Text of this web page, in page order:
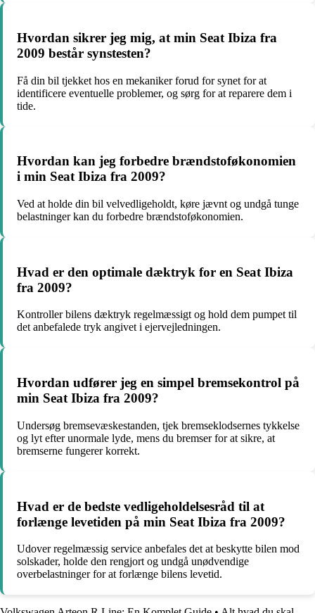
Hvordan sikrer jeg mig, at min Seat Ibiza fra
2009 består synstesten?
Få din bil tjekket hos en mekaniker forud for synet for at
identificere eventuelle problemer, og sørg for at reparere dem i
tide.
Hvordan kan jeg forbedre brændstoføkonomien
i min Seat Ibiza fra 2009?
Ved at holde din bil velvedligeholdt, køre jævnt og undgå tunge
belastninger kan du forbedre brændstoføkonomien.
Hvad er den optimale dæktryk for en Seat Ibiza
fra 2009?
Kontroller bilens dæktryk regelmæssigt og hold dem pumpet til
det anbefalede tryk angivet i ejervejledningen.
Hvordan udfører jeg en simpel bremsekontrol på
min Seat Ibiza fra 2009?
Undersøg bremsevæskestanden, tjek bremseklodsernes tykkelse
og lyt efter unormale lyde, mens du bremser for at sikre, at
bremserne fungerer korrekt.
Hvad er de bedste vedligeholdelsesråd til at
forlænge levetiden på min Seat Ibiza fra 2009?
Udover regelmæssig service anbefales det at beskytte bilen mod
solskader, holde den rengjort og undgå unødvendige
overbelastninger for at forlænge bilens levetid.